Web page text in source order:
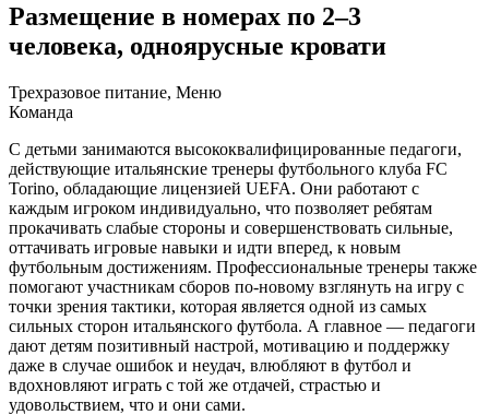
Размещение в номерах по 2–3
человека, одноярусные кровати
Трехразовое питание, Меню
Команда
С детьми занимаются высококвалифицированные педагоги,
действующие итальянские тренеры футбольного клуба FC
Torino, обладающие лицензией UEFA. Они работают с
каждым игроком индивидуально, что позволяет ребятам
прокачивать слабые стороны и совершенствовать сильные,
оттачивать игровые навыки и идти вперед, к новым
футбольным достижениям. Профессиональные тренеры также
помогают участникам сборов по-новому взглянуть на игру с
точки зрения тактики, которая является одной из самых
сильных сторон итальянского футбола. А главное — педагоги
дают детям позитивный настрой, мотивацию и поддержку
даже в случае ошибок и неудач, влюбляют в футбол и
вдохновляют играть с той же отдачей, страстью и
удовольствием, что и они сами.